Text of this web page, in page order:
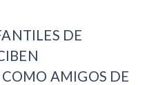
DE
AMIGOS DE